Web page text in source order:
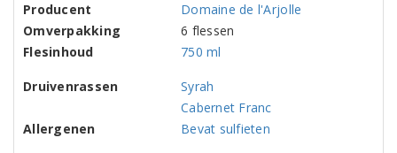
Producent
Domaine de l'Arjolle
Omverpakking
6 flessen
Flesinhoud
750 ml
Druivenrassen
Syrah
Cabernet Franc
Allergenen
Bevat sulfieten